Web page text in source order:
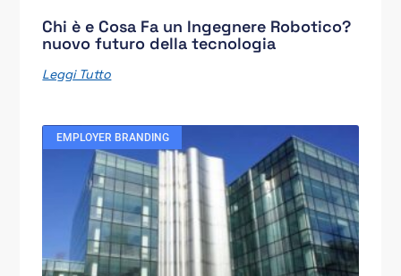
Chi è e Cosa Fa un Ingegnere Robotico?
nuovo futuro della tecnologia
Leggi Tutto
EMPLOYER BRANDING